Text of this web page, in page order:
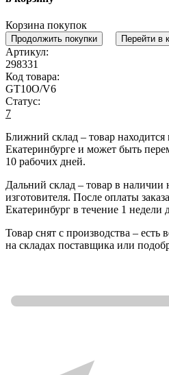
Корзина покупок
Продолжить покупки Перейти в
Артикул:
298331
Код товара:
GT10O/V6
Статус:
7
Ближний склад – товар
Екатеринбурге и может быть
10 рабочих дней.
Дальний склад – товар в наличии
изготовителя. После оплаты
Екатеринбург в течение 1 недели
Товар снят с производства – есть
на складах поставщика или